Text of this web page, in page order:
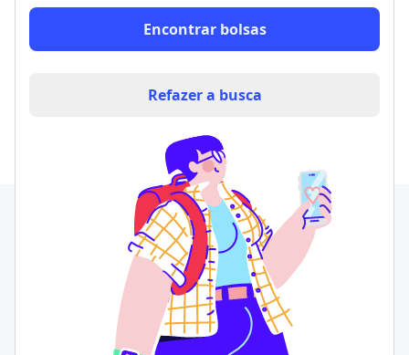
Encontrar bolsas
Refazer a busca